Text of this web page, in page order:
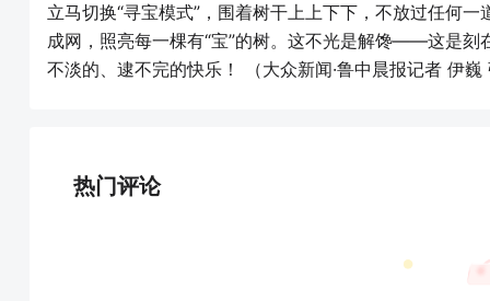
立马切换“寻宝模式”，围着树干上上下下，不放过任何
成网，照亮每一棵有“宝”的树。这不光是解馋——这是
不淡的、逮不完的快乐！ （大众新闻·鲁中晨报记者 伊
热门评论